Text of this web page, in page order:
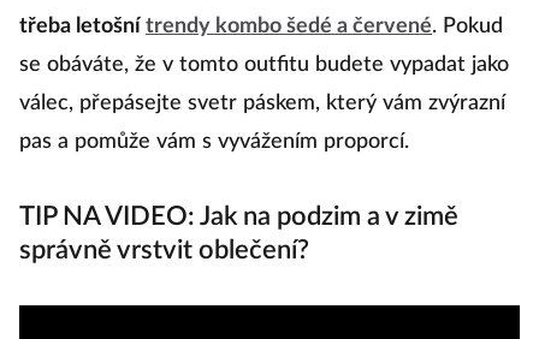
třeba letošní trendy kombo šedé a červené. Pokud
se obáváte, že v tomto outfitu budete vypadat jako
válec, přepásejte svetr páskem, který vám zvýrazní
pas a pomůže vám s vyvážením proporcí.
TIP NA VIDEO: Jak na podzim a v zimě
správně vrstvit oblečení?